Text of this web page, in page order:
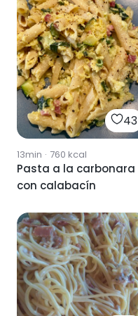
43
13min · 760 kcal
Pasta a la carbonara
con calabacín